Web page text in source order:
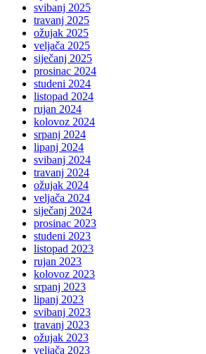
svibanj 2025
travanj 2025
ožujak 2025
veljača 2025
siječanj 2025
prosinac 2024
studeni 2024
listopad 2024
rujan 2024
kolovoz 2024
srpanj 2024
lipanj 2024
svibanj 2024
travanj 2024
ožujak 2024
veljača 2024
siječanj 2024
prosinac 2023
studeni 2023
listopad 2023
rujan 2023
kolovoz 2023
srpanj 2023
lipanj 2023
svibanj 2023
travanj 2023
ožujak 2023
veljača 2023